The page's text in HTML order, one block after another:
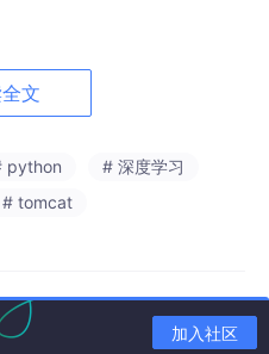
懂你的思路
可能会问，我都用AI了，为什
另起炉灶。
文
python
# 深度学习
# tomcat
加入社区